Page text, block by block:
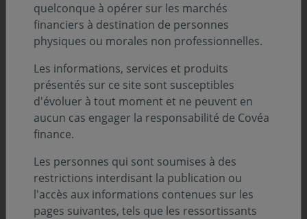
Cette bascule du monde pèse-t-elle sur votre
stratégie d’investissement ?
Quelles sont vos perspectives et votre stratégie
pour les prochains mois ?
Et sur les marchés actions ?
Francis Jaisson vous répond en vidéo !
quelconque à opérer sur les marchés
financiers à destination de personnes
physiques ou morales non professionnelles.
Les informations, services et produits
présentés sur ce site sont susceptibles
d'évoluer à tout moment et ne peuvent en
aucun cas engager la responsabilité de Covéa
finance.
Les personnes qui sont soumises à des
restrictions interdisant la publication ou
l'accès aux informations contenues sur les
pages suivantes, tels que les ressortissants